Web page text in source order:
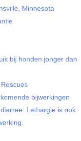
Minnesota
bij honden jonger dan
bijwerkingen
Lethargie is ook